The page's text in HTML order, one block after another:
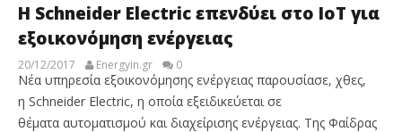
H Schneider Electric επενδύει στο IoT για
εξοικονόμηση ενέργειας
20/12/2017 Energyin.gr 0
Νέα υπηρεσία εξοικονόμησης ενέργειας παρουσίασε, χθες,
η Schneider Electric, η οποία εξειδικεύεται σε
θέματα αυτοματισμού και διαχείρισης ενέργειας. Της Φαίδρας